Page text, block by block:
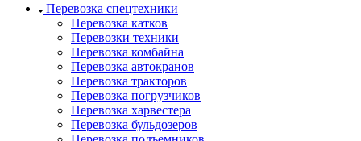
Перевозка спецтехники
Перевозка катков
Перевозки техники
Перевозка комбайна
Перевозка автокранов
Перевозка тракторов
Перевозка погрузчиков
Перевозка харвестера
Перевозка бульдозеров